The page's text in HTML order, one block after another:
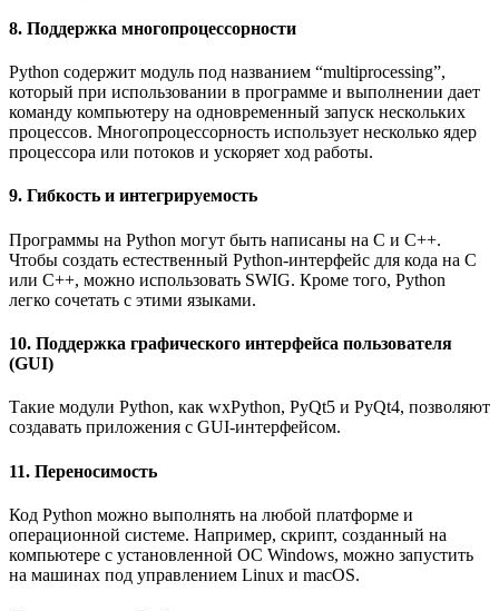
8. Поддержка многопроцессорности
Python содержит модуль под названием “multiprocessing”,
который при использовании в программе и выполнении дает
команду компьютеру на одновременный запуск нескольких
процессов. Многопроцессорность использует несколько ядер
процессора или потоков и ускоряет ход работы.
9. Гибкость и интегрируемость
Программы на Python могут быть написаны на C и C++.
Чтобы создать естественный Python-интерфейс для кода на C
или C++, можно использовать SWIG. Кроме того, Python
легко сочетать с этими языками.
10. Поддержка графического интерфейса пользователя
(GUI)
Такие модули Python, как wxPython, PyQt5 и PyQt4, позволяют
создавать приложения с GUI-интерфейсом.
11. Переносимость
Код Python можно выполнять на любой платформе и
операционной системе. Например, скрипт, созданный на
компьютере с установленной ОС Windows, можно запустить
на машинах под управлением Linux и macOS.